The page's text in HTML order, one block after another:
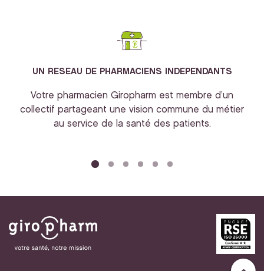
UN RESEAU DE PHARMACIENS INDEPENDANTS
Votre pharmacien Giropharm est membre d’un
collectif partageant une vision commune du métier
au service de la santé des patients.